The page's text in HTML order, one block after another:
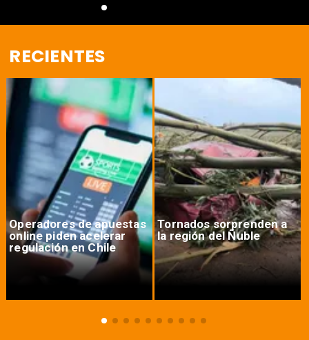
RECIENTES
Operadores de apuestas
online piden acelerar
regulación en Chile
Tornados sorprenden a
la región del Ñuble